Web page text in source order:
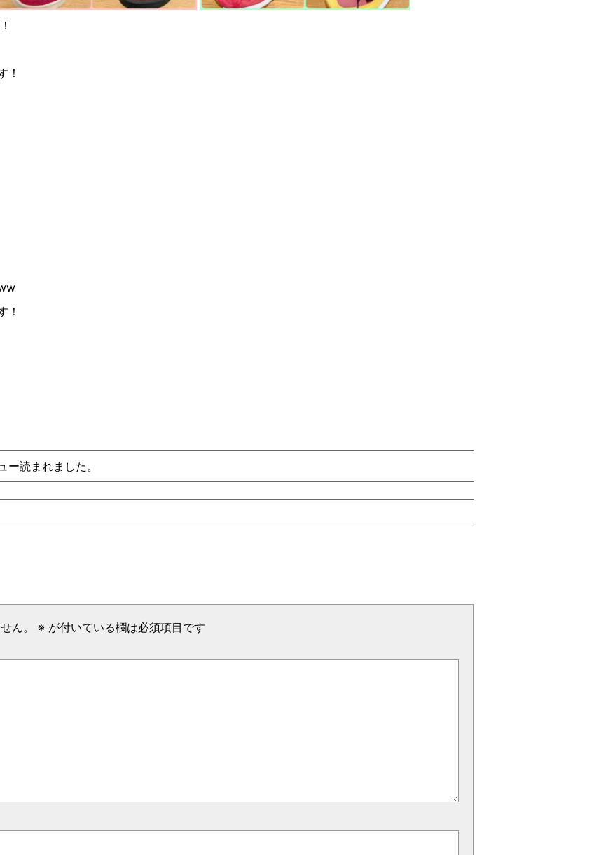
！
！
読まれました。
ん。 ※ が付いている欄は必須項目です